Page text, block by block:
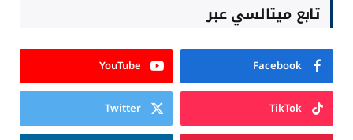
تابع ميتالسي عبر
Facebook
YouTube
TikTok
Twitter